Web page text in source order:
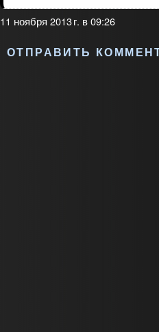
11 ноября 2013 г. в 09:26
ОТПРАВИТЬ